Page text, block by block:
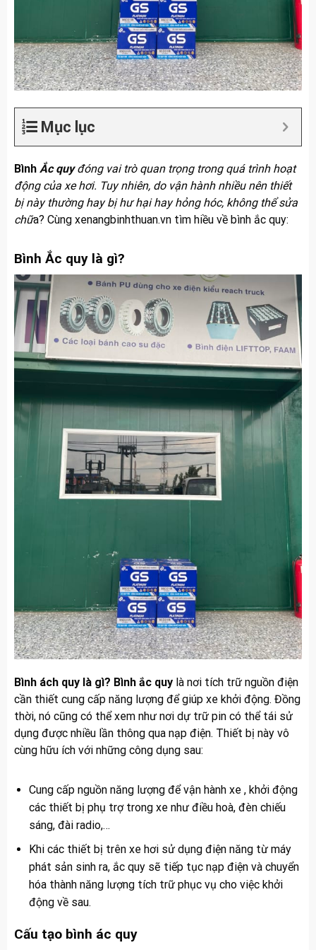
Mục lục
Bình Ắc quyđóng vai trò quan trọng trong quá trình hoạt
động của xe hơi. Tuy nhiên, do vận hành nhiều nên thiết
bị này thường hay bị hư hại hay hỏng hóc, không thể sửa
chữa? Cùng xenangbinhthuan.vntìm hiều về bình ắc quy:
Bình Ắc quy là gì?
Bình ách quy là gì? Bình ắc quy là nơi tích trữ nguồn điện
cần thiết cung cấp năng lượng để giúp xe khởi động. Đồng
thời, nó cũng có thể xem như nơi dự trữ pin có thể tái sử
dụng được nhiều lần thông qua nạp điện. Thiết bị này vô
cùng hữu ích với những công dụng sau:
Cung cấp nguồn năng lượng để vận hành xe , khởi động
các thiết bị phụ trợ trong xe như điều hoà, đèn chiếu
sáng, đài radio,…
Khi các thiết bị trên xe hơi sử dụng điện năng từ máy
phát sản sinh ra, ắc quy sẽ tiếp tục nạp điện và chuyển
hóa thành năng lượng tích trữ phục vụ cho việc khởi
động về sau.
Cấu tạo bình ác quy